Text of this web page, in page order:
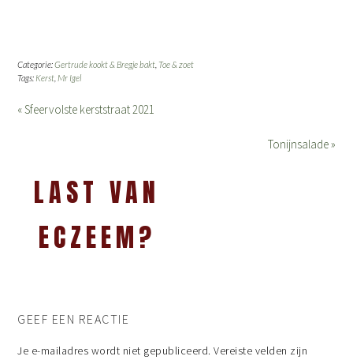
Categorie:Gertrude kookt & Bregje bakt Toe & zoet
Tags: Kerst Mr Igel
« Sfeervolste kerststraat 2021
Tonijnsalade »
LAST VAN
ECZEEM?
GEEF EEN REACTIE
Je e-mailadres wordt niet gepubliceerd. Vereiste velden zijn